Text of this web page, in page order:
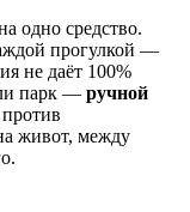
одно средство.
прогулкой —
не даёт 100%
парк — ручной
живот, между